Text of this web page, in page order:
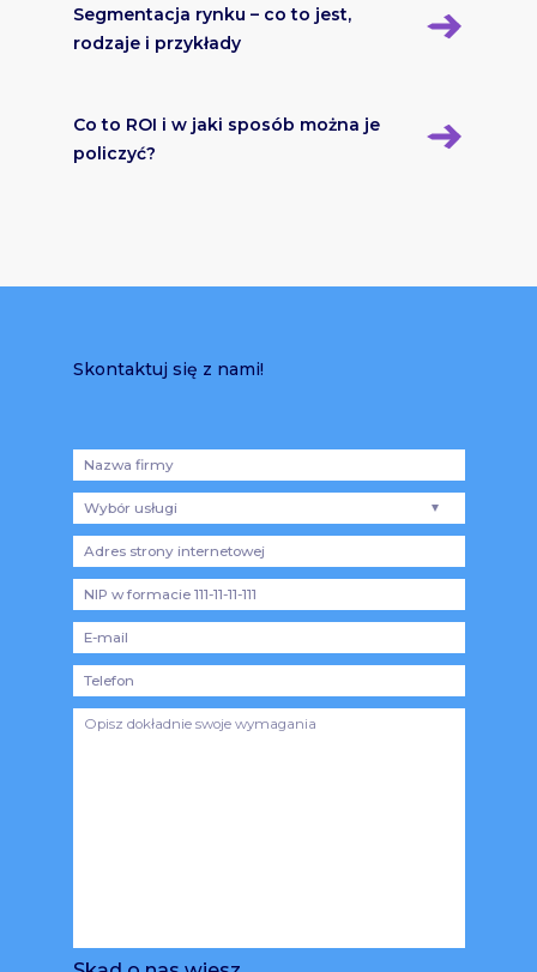
Segmentacja rynku – co to jest,
rodzaje i przykłady
Co to ROI i w jaki sposób można je
policzyć?
Skontaktuj się z nami!